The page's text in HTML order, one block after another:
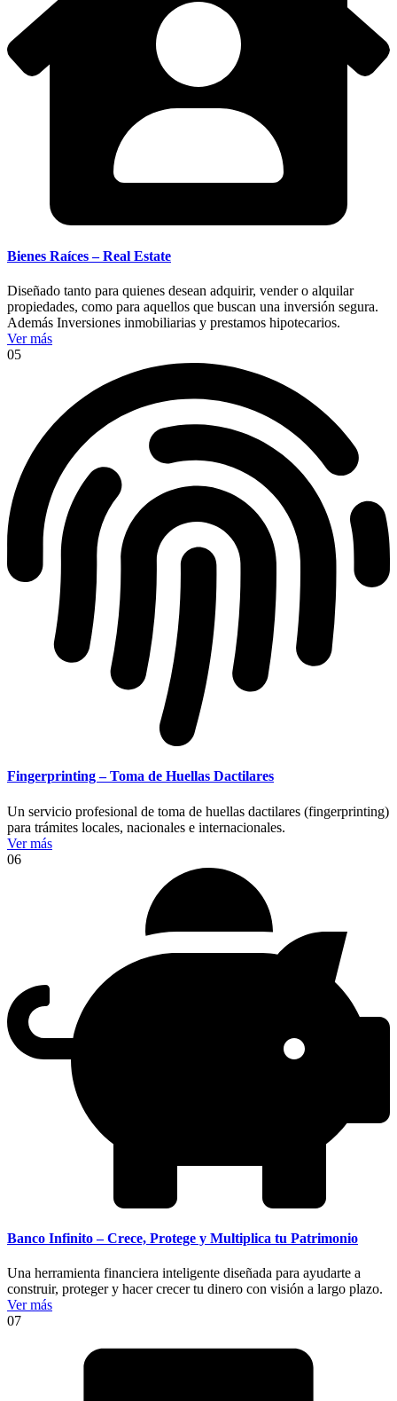
Bienes Raíces – Real Estate
Diseñado tanto para quienes desean adquirir, vender o alquilar
propiedades, como para aquellos que buscan una inversión segura.
Además Inversiones inmobiliarias y prestamos hipotecarios.
Ver más
05
Fingerprinting – Toma de Huellas Dactilares
Un servicio profesional de toma de huellas dactilares (fingerprinting)
para trámites locales, nacionales e internacionales.
Ver más
06
Banco Infinito – Crece, Protege y Multiplica tu Patrimonio
Una herramienta financiera inteligente diseñada para ayudarte a
construir, proteger y hacer crecer tu dinero con visión a largo plazo.
Ver más
07